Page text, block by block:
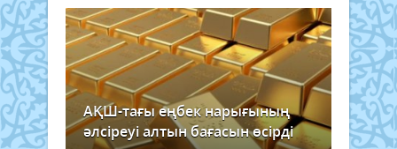
АҚШ-тағы еңбек нарығының
әлсіреуі алтын бағасын өсірді